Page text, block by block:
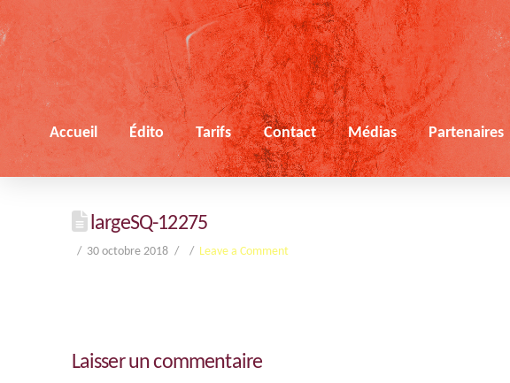
Accueil Édito Tarifs Contact Médias Partenaires
largeSQ-12275
30 octobre 2018 Leave a Comment
Laisser un commentaire